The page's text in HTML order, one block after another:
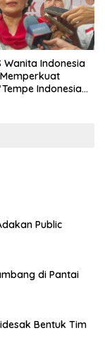
Wanita Indonesia
Indonesia
Public
di Pantai
Bentuk Tim